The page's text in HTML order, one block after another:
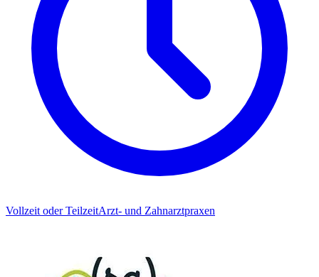
Vollzeit oder TeilzeitArzt- und Zahnarztpraxen